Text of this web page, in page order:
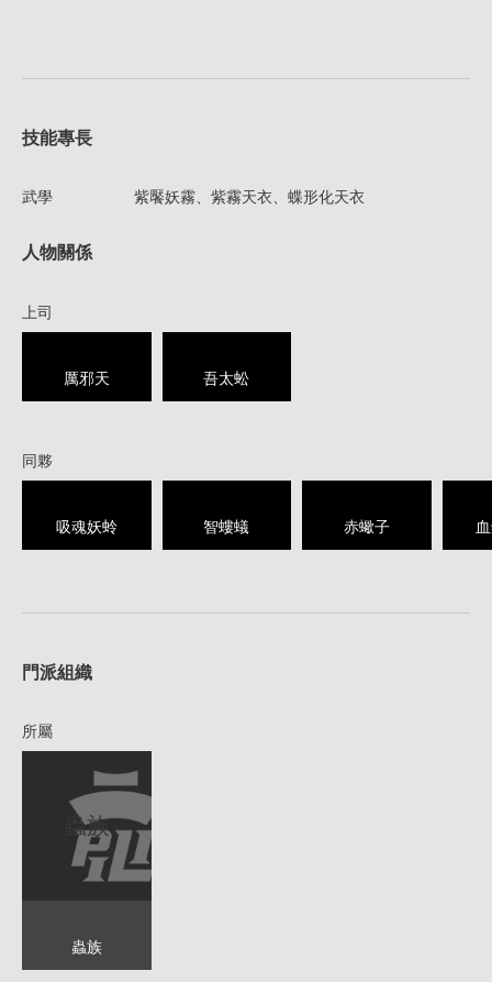
技能專長
武學 紫饜妖霧、紫霧天衣、蝶形化天衣
人物關係
上司
厲邪天 吾太蚣
同夥
吸魂妖蛉 智螻蟻 赤蠍子
門派組織
所屬
蟲族
蟲族